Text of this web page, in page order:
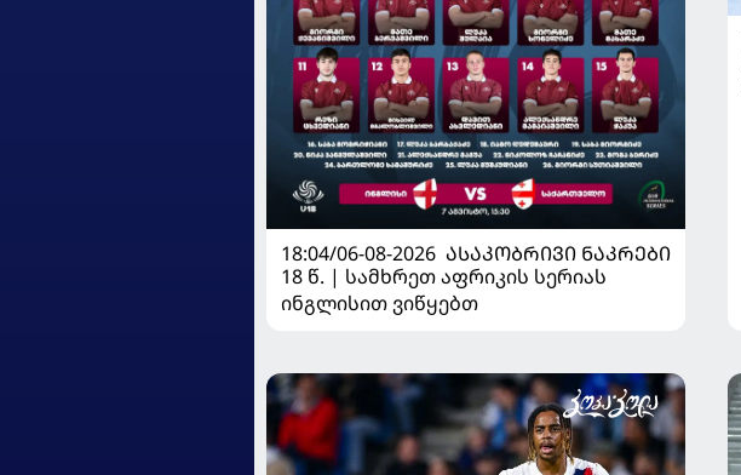
18:04/06-08-2026 ᲐᲡᲐᲙᲝᲑᲠᲘᲕᲘ ᲜᲐᲙᲠᲔᲑᲘ
18 წ. | სამხრეთ აფრიკის სერიას
ინგლისით ვიწყებთ